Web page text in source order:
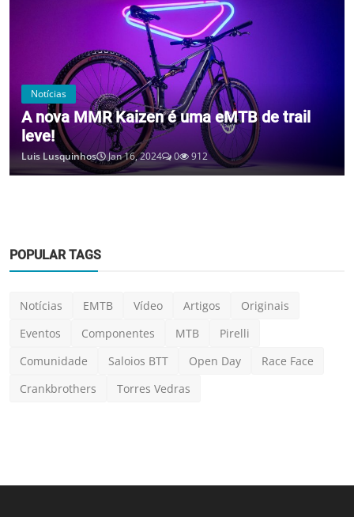
Notícias
A nova MMR Kaizen é uma eMTB de trail
leve!
Luis Lusquinhos Jan 16, 2024 0 912
POPULAR TAGS
Notícias EMTB Vídeo Artigos
Originais
Eventos
Componentes MTB
Pirelli
Comunidade
Saloios BTT Open Day
Race Face
Crankbrothers
Torres Vedras